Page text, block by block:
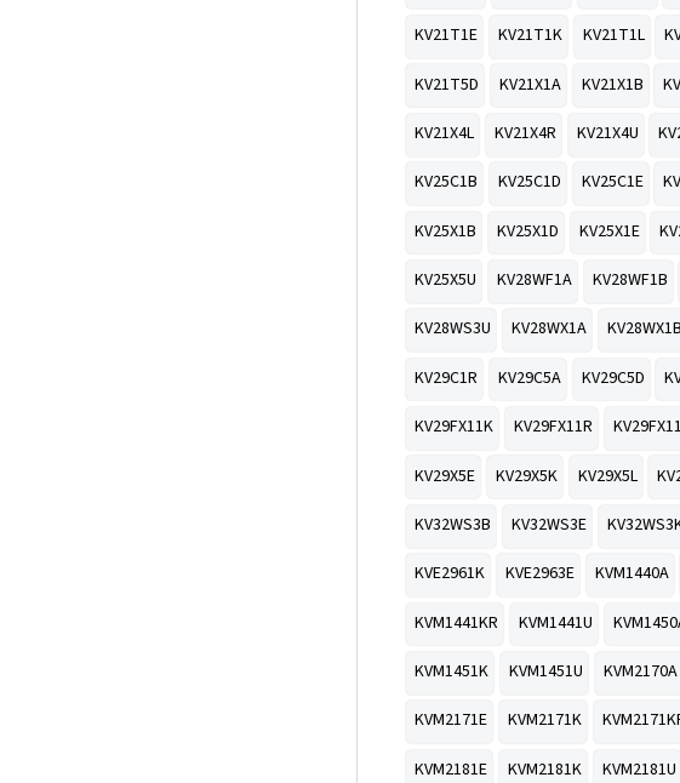
KV21T1E KV21T1K KV21T1L
KV21T5D KV21X1A KV21X1B
KV21X4L KV21X4R KV21X4U
KV25C1B KV25C1D KV25C1E
KV25X1B KV25X1D KV25X1E
KV25X5U KV28WF1A KV28WF1B
KV28WS3U KV28WX1A KV28WX1B
KV29C1R KV29C5A KV29C5D
KV29FX11K KV29FX11R
KV29X5E KV29X5K KV29X5L
KV32WS3B KV32WS3E
KVE2961K KVE2963E KVM1440A
KVM1441KR KVM1441U
KVM1451K KVM1451U KVM2170A
KVM2171E KVM2171K
KVM2181E KVM2181K KVM2181U